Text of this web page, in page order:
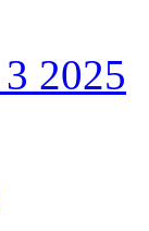
2025